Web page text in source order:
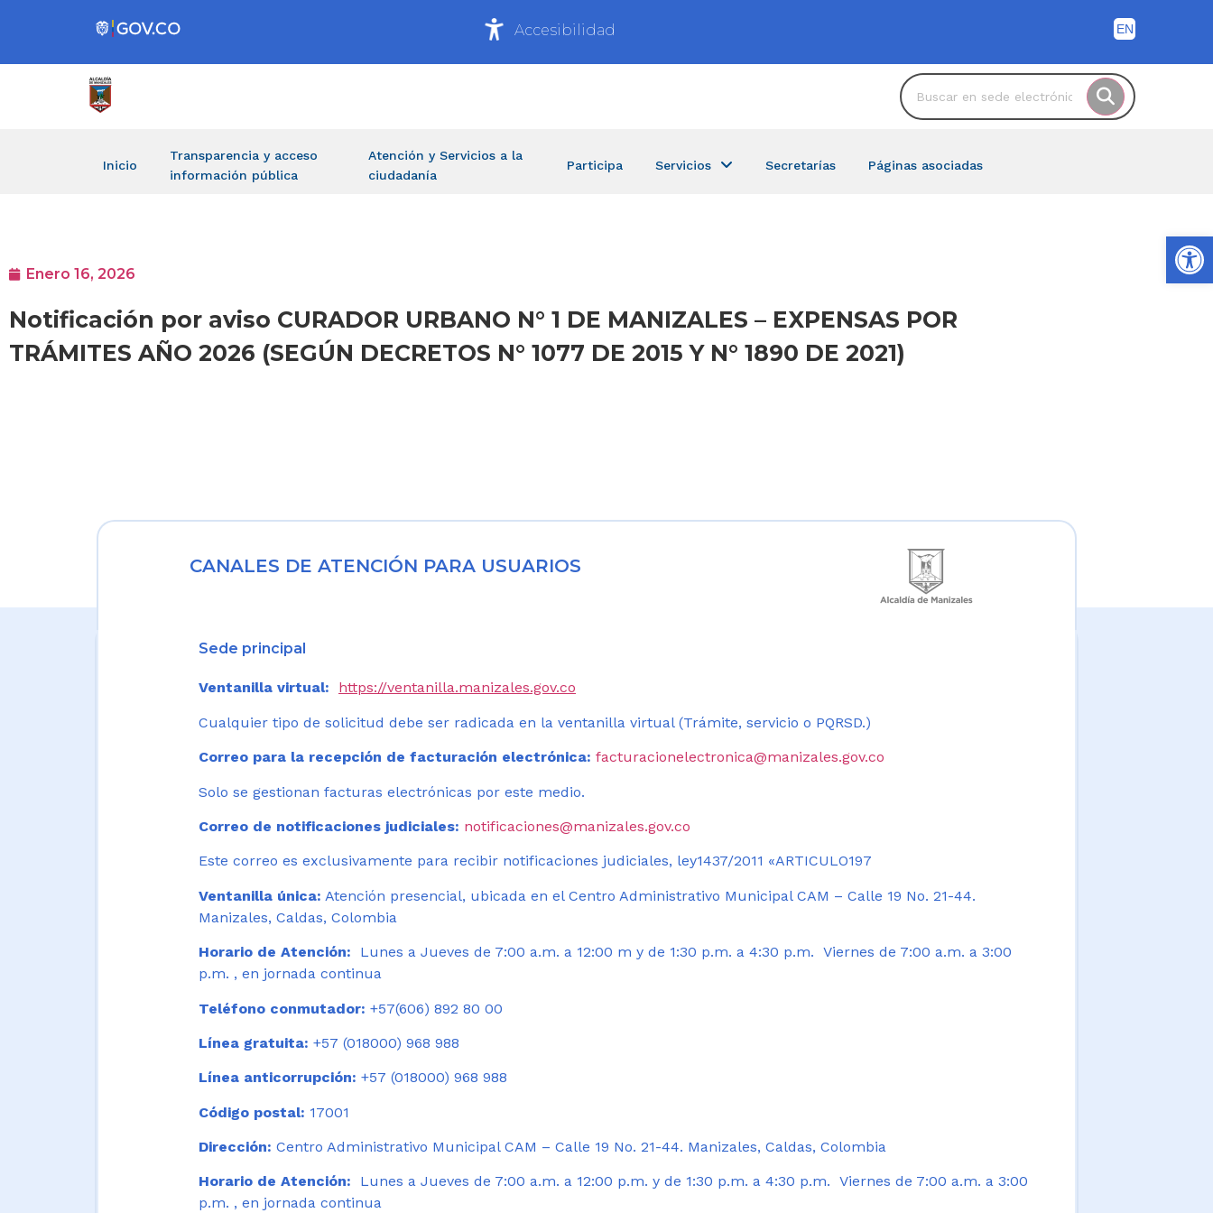
Accesibilidad
Inicio
Transparencia y acceso
información pública
Atención y Servicios a la
ciudadanía
Participa Servicios Secretarías Páginas asociadas
Enero 16, 2026
Notificación por aviso CURADOR URBANO N° 1 DE MANIZALES – EXPENSAS POR
TRÁMITES AÑO 2026 (SEGÚN DECRETOS N° 1077 DE 2015 Y N° 1890 DE 2021)
CANALES DE ATENCIÓN PARA USUARIOS
Sede principal
Ventanilla virtual: https://ventanilla.manizales.gov.co
Cualquier tipo de solicitud debe ser radicada en la ventanilla virtual (Trámite, servicio o PQRSD.)
Correo para la recepción de facturación electrónica: facturacionelectronica@manizales.gov.co
Solo se gestionan facturas electrónicas por este medio.
Correo de notificaciones judiciales: notificaciones@manizales.gov.co
Este correo es exclusivamente para recibir notificaciones judiciales, ley1437/2011 «ARTICULO197
Ventanilla única: Atención presencial, ubicada en el Centro Administrativo Municipal CAM – Calle 19 No. 21-44.
Manizales, Caldas, Colombia
Horario de Atención:
Lunes a Jueves de 7:00 a.m. a 12:00 m y de 1:30 p.m. a 4:30 p.m. Viernes de 7:00 a.m. a 3:00
p.m. , en jornada continua
Teléfono conmutador: +57(606) 892 80 00
Línea gratuita: +57 (018000) 968 988
Línea anticorrupción: +57 (018000) 968 988
Código postal: 17001
Dirección: Centro Administrativo Municipal CAM – Calle 19 No. 21-44. Manizales, Caldas, Colombia
Horario de Atención: Lunes a Jueves de 7:00 a.m. a 12:00 p.m. y de 1:30 p.m. a 4:30 p.m. Viernes de 7:00 a.m. a 3:00
p.m. , en jornada continua